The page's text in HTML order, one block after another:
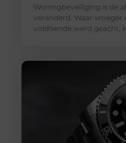
Woningbeveiliging is de
veranderd. Waar
voldoende werd geacht,